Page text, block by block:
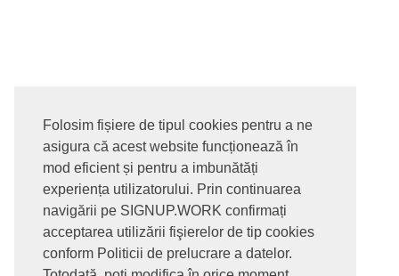
Folosim fișiere de tipul cookies pentru a ne
asigura că acest website funcționează în
mod eficient și pentru a imbunătăți
experiența utilizatorului. Prin continuarea
navigării pe SIGNUP.WORK confirmați
acceptarea utilizării fişierelor de tip cookies
conform Politicii de prelucrare a datelor.
© 2017-2026. Toate drepturile rezervate
SIGNUPDOTWORK SRLTermeni si conditii | Politica de
confidentialitate | Politica de livrare si anulare comanda |
Politica GDPR